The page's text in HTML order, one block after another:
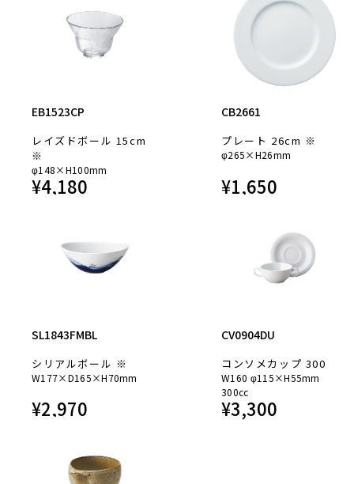
EB1523CP
レイズドボール 15cm
※
φ148×H100mm
¥4,180
CB2661
プレート 26cm ※
φ265×H26mm
¥1,650
SL1843FMBL
シリアルボール ※
W177×D165×H70mm
¥2,970
CV0904DU
コンソメカップ 300
W160 φ115×H55mm
300cc
¥3,300